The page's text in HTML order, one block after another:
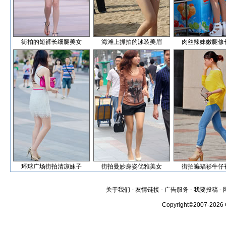
街拍的短裤长细腿美女 海滩上抓拍的泳装美眉 肉丝辣妹嫩腿修
环球广场街拍清凉妹子 街拍曼妙身姿优雅美女 街拍蝙蝠衫牛仔
关于我们 - 友情链接 - 广告服务 - 我要投稿 -
Copyright©2007-2026